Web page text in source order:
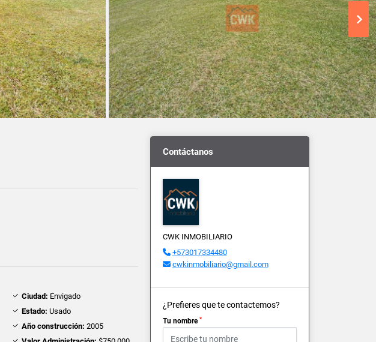
Ciudad: Envigado
Estado: Usado
Año construcción: 2005
Contáctanos
CWK INMOBILIARIO
+573017334480
cwkinmobiliario@gmail.com
¿Prefieres que te contactemos?
Tu nombre *